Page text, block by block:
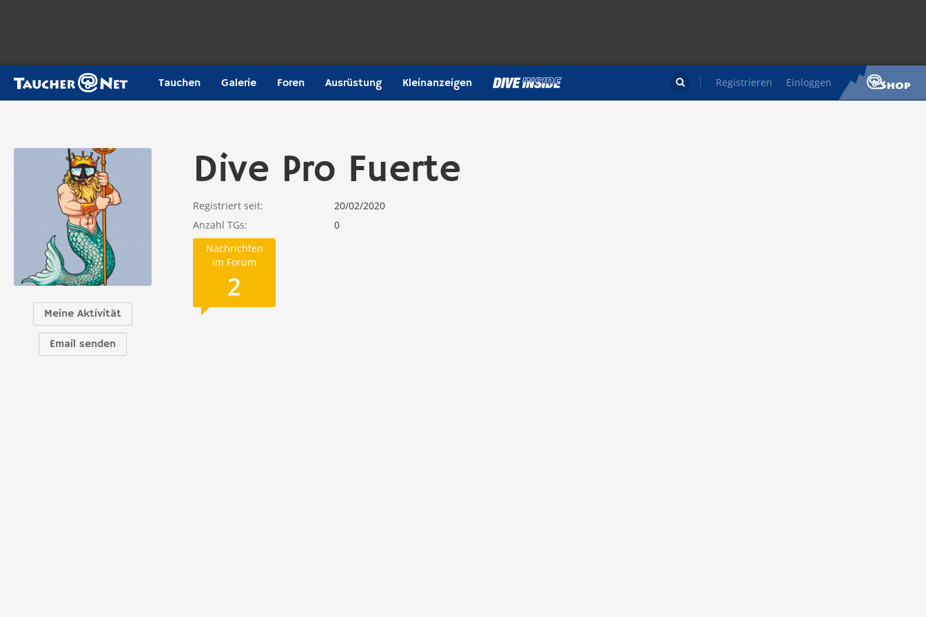
Tauchen Galerie Foren Ausrüstung Kleinanzeigen Registrieren Einloggen

Meine Aktivität
Email senden
Dive Pro Fuerte
Registriert seit
20/02/2020
Anzahl TGs
0
Nachrichten
im Forum
2